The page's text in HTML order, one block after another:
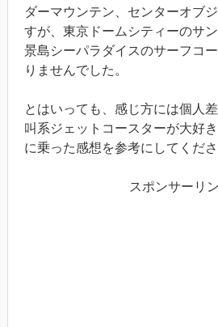
ダーマウンテン、センターオブ
すが、東京ドームシティーのサ
景島シーパラダイスのサーフコ
りませんでした。
とはいっても、感じ方には個人
叫系ジェットコースターが大好
に乗った感想を参考にしてくださ
スポンサーリ